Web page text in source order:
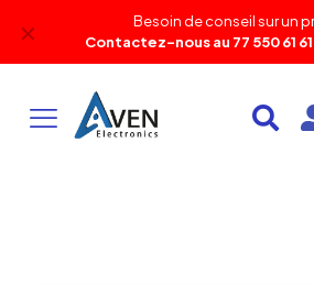
Besoin de conseil sur un
Contactez-nous au 77 550 61 61
✕